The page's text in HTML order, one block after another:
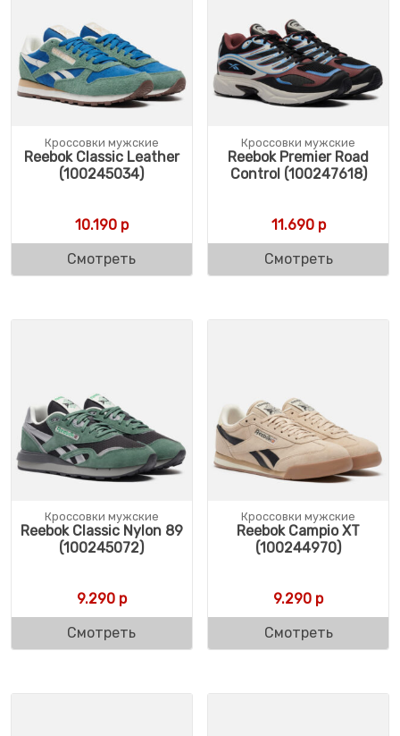
Кроссовки мужские
Reebok Classic Leather
(100245034)
10.190р
Смотреть
Кроссовки мужские
Reebok Premier Road
Control (100247618)
11.690р
Смотреть
Кроссовки мужские
Reebok Classic Nylon 89
(100245072)
9.290р
Смотреть
Кроссовки мужские
Reebok Campio XT
(100244970)
9.290 р
Смотреть